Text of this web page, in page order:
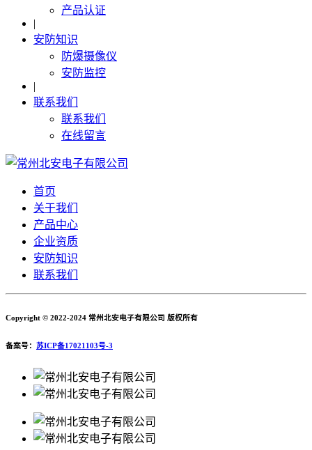
产品认证
|
安防知识
防爆摄像仪
安防监控
|
联系我们
联系我们
在线留言
首页
关于我们
产品中心
企业资质
安防知识
联系我们
Copyright © 2022-2024 常州北安电子有限公司 版权所有
备案号： 苏ICP备17021103号-3